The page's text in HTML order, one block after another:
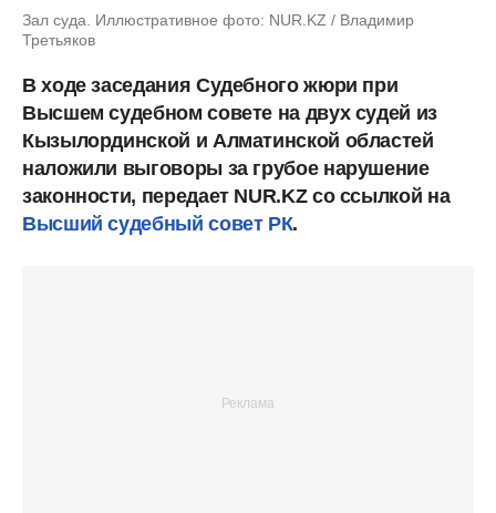
Зал суда. Иллюстративное фото: NUR.KZ / Владимир
Третьяков
В ходе заседания Судебного жюри при
Высшем судебном совете на двух судей из
Кызылординской и Алматинской областей
наложили выговоры за грубое нарушение
законности, передает NUR.KZ со ссылкой на
Высший судебный совет РК.